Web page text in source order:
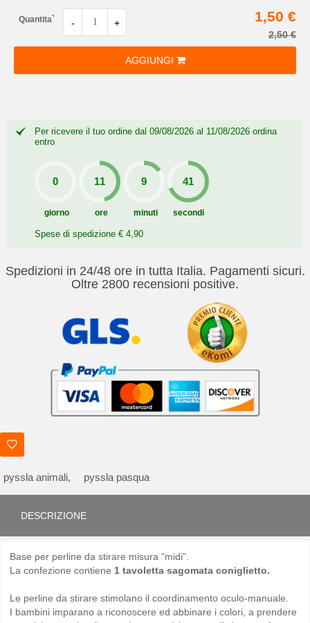
Quantita` - +
AGGIUNGI
1,50 €
2,50 €
Per ricevere il tuo ordine dal 09/08/2026 al 11/08/2026 ordina
entro
giorno ore minuti secondi
Spese di spedizione € 4,90
Spedizioni in 24/48 ore in tutta Italia. Pagamenti sicuri.
Oltre 2800 recensioni positive.
pyssla animali, pyssla pasqua
DESCRIZIONE
Base per perline da stirare misura "midi".
La confezione contiene 1 tavoletta sagomata coniglietto.
Le perline da stirare stimolano il coordinamento oculo-manuale.
I bambini imparano a riconoscere ed abbinare i colori, a prendere